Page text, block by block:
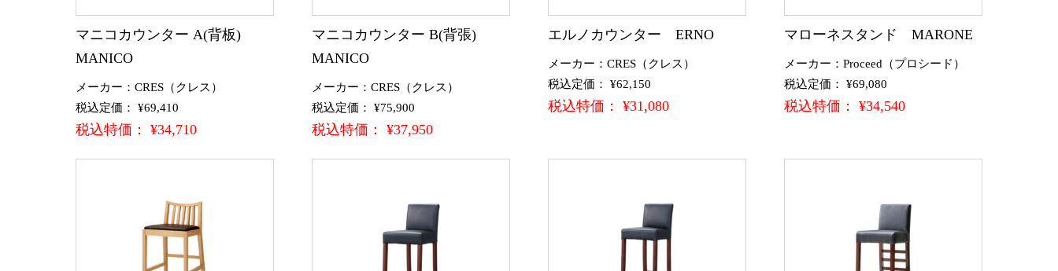
マニコカウンター A(背板)
MANICO
メーカー：CRES（クレス）
税込定価： ¥69,410
税込特価： ¥34,710
マニコカウンター B(背張)
MANICO
メーカー：CRES（クレス）
税込定価： ¥75,900
税込特価： ¥37,950
エルノカウンター ERNO
メーカー：CRES（クレス）
税込定価： ¥62,150
税込特価： ¥31,080
マローネスタンド MARONE
メーカー：Proceed（プロシード）
税込定価： ¥69,080
税込特価： ¥34,540